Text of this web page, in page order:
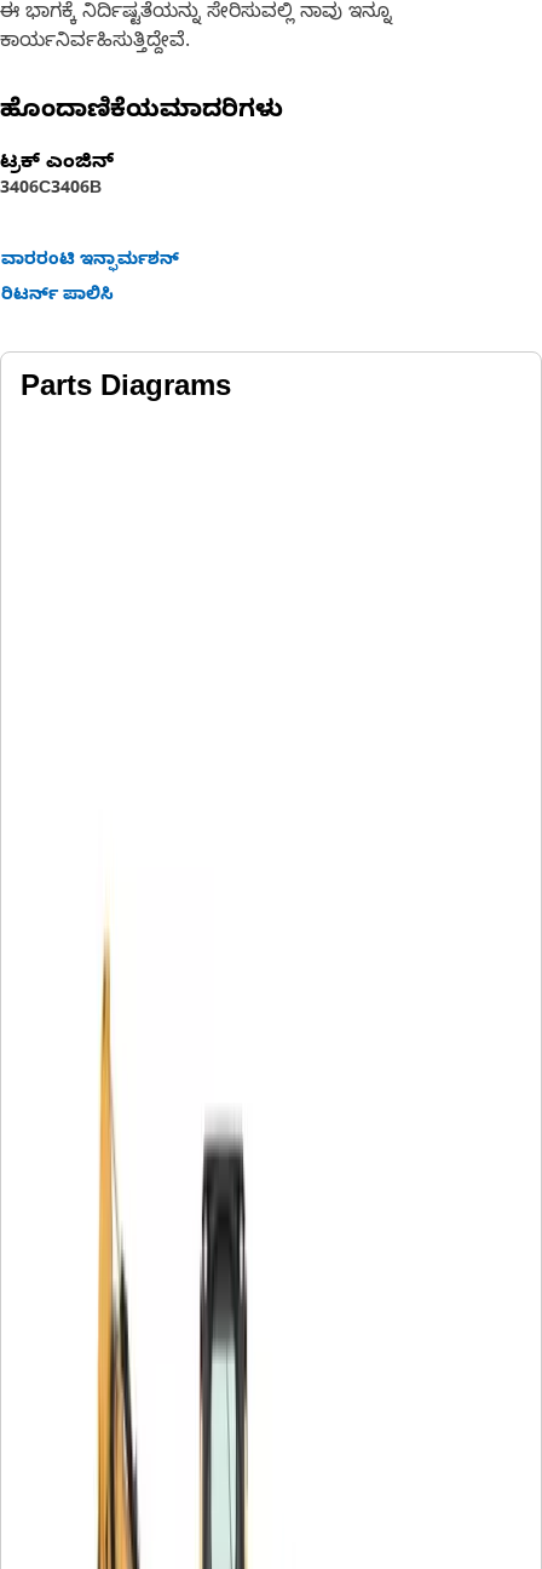
ಈ ಭಾಗಕ್ಕೆ ನಿರ್ದಿಷ್ಟತೆಯನ್ನು ಸೇರಿಸುವಲ್ಲಿ ನಾವು ಇನ್ನೂ
ಕಾರ್ಯನಿರ್ವಹಿಸುತ್ತಿದ್ದೇವೆ.
ಹೊಂದಾಣಿಕೆಯಮಾದರಿಗಳು
ಟ್ರಕ್ ಎಂಜಿನ್
3406C3406B
ವಾರರಂಟಿ ಇನ್ಫಾರ್ಮಶನ್
ರಿಟರ್ನ್ ಪಾಲಿಸಿ
Parts Diagrams